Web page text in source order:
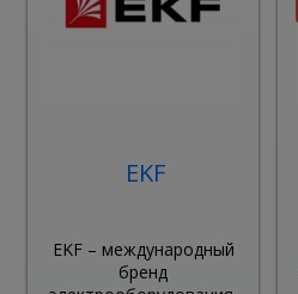
EKF
EKF – международный
бренд